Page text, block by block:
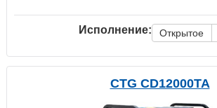
Исполнение: Открытое
CTG CD12000TA